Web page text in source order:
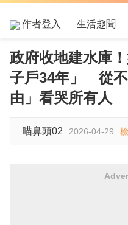
作者登入 生活趣聞
政府收地建水庫
子戶34年」 從不
由」看哭所有人
喵鼻頭02 2026-04-29